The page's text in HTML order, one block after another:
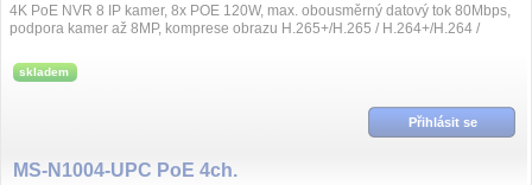
4K PoE NVR 8 IP kamer, 8x POE 120W, max. obousměrný datový tok 80Mbps,
podpora kamer až 8MP, komprese obrazu H.265+/H.265 / H.264+/H.264 /
skladem
Přihlásit se
MS-N1004-UPC PoE 4ch.